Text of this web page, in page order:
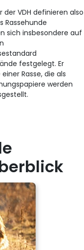
der VDH definieren also
Rassehunde
sich insbesondere auf
festgelegt. Er
Rasse, die als
werden